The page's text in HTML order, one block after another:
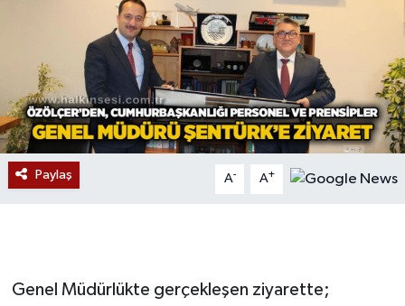
Paylaş A- A+
Genel Müdürlükte gerçekleşen ziyarette;
Düzce
Eğitim
Ekonomi
Genel
GÜNDEM